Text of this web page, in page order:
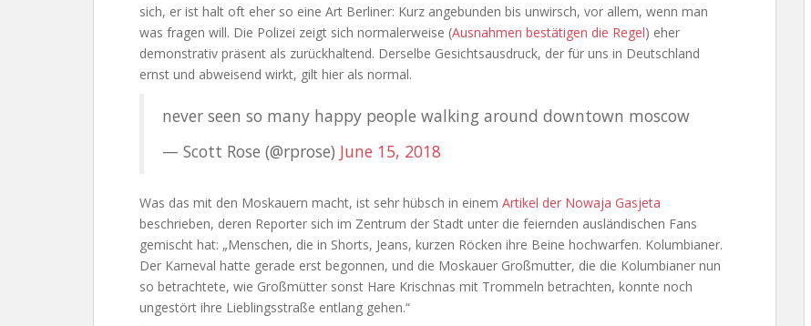
sich, er ist halt oft eher so eine Art Berliner: Kurz angebunden bis unwirsch, vor allem, wenn man
was fragen will. Die Polizei zeigt sich normalerweise (Ausnahmen bestätigen die Regel) eher
demonstrativ präsent als zurückhaltend. Derselbe Gesichtsausdruck, der für uns in Deutschland
ernst und abweisend wirkt, gilt hier als normal.
never seen so many happy people walking around downtown moscow
— Scott Rose (@rprose) June 15, 2018
Was das mit den Moskauern macht, ist sehr hübsch in einem Artikel der Nowaja Gasjeta
beschrieben, deren Reporter sich im Zentrum der Stadt unter die feiernden ausländischen Fans
gemischt hat: „Menschen, die in Shorts, Jeans, kurzen Röcken ihre Beine hochwarfen. Kolumbianer.
Der Karneval hatte gerade erst begonnen, und die Moskauer Großmutter, die die Kolumbianer nun
so betrachtete, wie Großmütter sonst Hare Krischnas mit Trommeln betrachten, konnte noch
ungestört ihre Lieblingsstraße entlang gehen.“